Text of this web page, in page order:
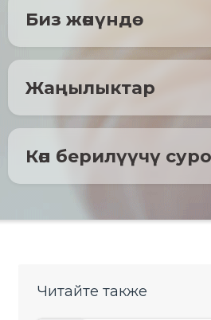
Биз жөнүндө
Жаңылыктар
Көп берилүүчү
Читайте также